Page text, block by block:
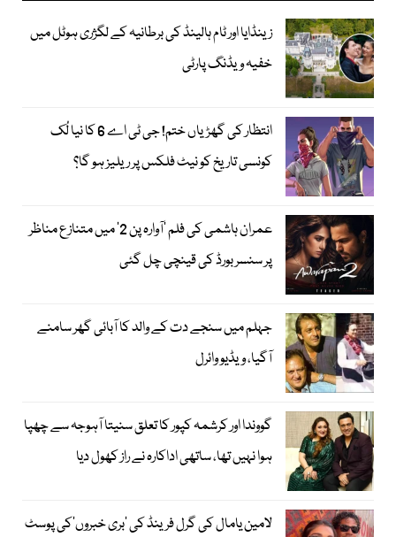
زینڈایا اور ٹام ہالینڈ کی برطانیہ کے لگژری ہوٹل میں
خفیہ ویڈنگ پارٹی
انتظار کی گھڑیاں ختم! جی ٹی اے 6 کا نیا لُک
کونسی تاریخ کو نیٹ فلکس پر ریلیز ہو گا؟
عمران ہاشمی کی فلم ’آوارہ پن 2‘ میں متنازع مناظر
پر سنسر بورڈ کی قینچی چل گئی
جہلم میں سنجے دت کے والد کا آبائی گھر سامنے
آگیا، ویڈیو وائرل
گووندا اور کرشمہ کپور کا تعلق سنیتا آہوجہ سے چھپا
ہوا نہیں تھا، ساتھی اداکارہ نے راز کھول دیا
لامین یامال کی گرل فرینڈ کی ’بری خبروں‘کی پوسٹ